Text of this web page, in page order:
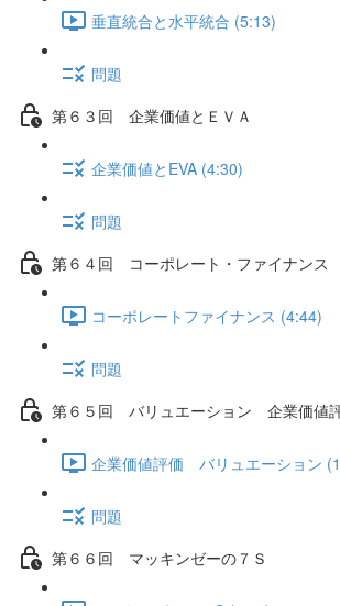
垂直統合と水平統合 (5:13)
問題
第６３回 企業価値とＥＶＡ
企業価値とEVA (4:30)
問題
第６４回 コーポレート・ファイナンス
コーポレートファイナンス (4:44)
問題
第６５回 バリュエーション 企業価値
企業価値評価 バリュエーション
問題
第６６回 マッキンゼーの７Ｓ